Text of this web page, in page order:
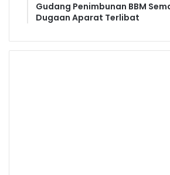
Gudang Penimbunan BBM
Dugaan Aparat Terlibat